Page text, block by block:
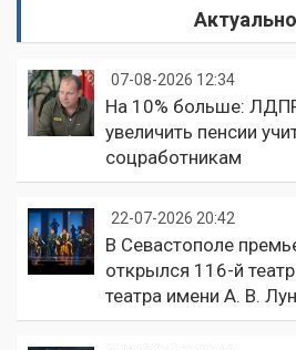
07-08-2026 12:34
На 10% больше:
увеличить пенсии
соцработникам
22-07-2026 20:42
В Севастополе
открылся 116-й
театра имени А. В.